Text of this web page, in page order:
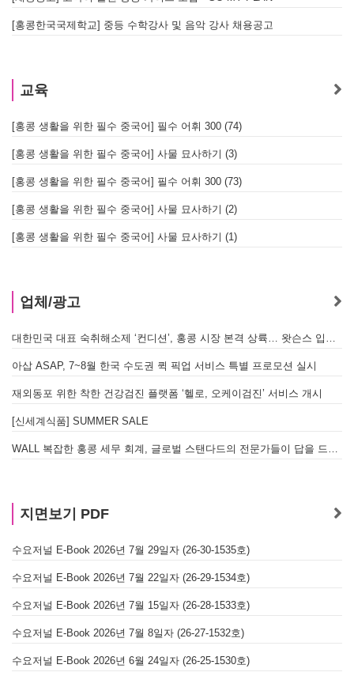
[홍콩한국국제학교] 중등 수학강사 및 음악 강사 채용공고
교육
[홍콩 생활을 위한 필수 중국어] 필수 어휘 300 (74)
[홍콩 생활을 위한 필수 중국어] 사물 묘사하기 (3)
[홍콩 생활을 위한 필수 중국어] 필수 어휘 300 (73)
[홍콩 생활을 위한 필수 중국어] 사물 묘사하기 (2)
[홍콩 생활을 위한 필수 중국어] 사물 묘사하기 (1)
업체/광고
아삽 ASAP, 7~8월 한국 수도권 퀵 픽업 서비스 특별 프로모션 실시
재외동포 위한 착한 건강검진 플랫폼 ‘헬로, 오케이검진’ 서비스 개시
[신세계식품] SUMMER SALE
지면보기 PDF
수요저널 E-Book 2026년 7월 29일자 (26-30-1535호)
수요저널 E-Book 2026년 7월 22일자 (26-29-1534호)
수요저널 E-Book 2026년 7월 15일자 (26-28-1533호)
수요저널 E-Book 2026년 7월 8일자 (26-27-1532호)
수요저널 E-Book 2026년 6월 24일자 (26-25-1530호)